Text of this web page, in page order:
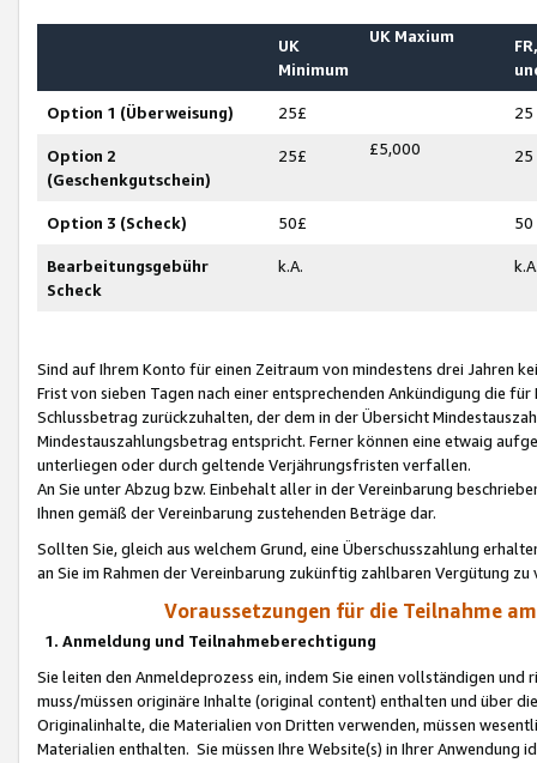
UK
Minimum
UK Maxium
Option 1 (Überweisung) 25£ 25
Option 2
(Geschenkgutschein)
25£ £5,000 25
Option 3 (Scheck) 50£ 50
Bearbeitungsgebühr
Scheck
k.A.
Sind auf Ihrem Konto für einen Zeitraum von mindestens drei Jahren
Frist von sieben Tagen nach einer entsprechenden Ankündigung die
Schlussbetrag zurückzuhalten, der dem in der Übersicht
Mindestauszahlungsbetrag entspricht. Ferner können eine etwaig
unterliegen oder durch geltende Verjährungsfristen verfallen.
An Sie unter Abzug bzw. Einbehalt aller in der Vereinbarung
Ihnen gemäß der Vereinbarung zustehenden Beträge dar.
Sollten Sie, gleich aus welchem Grund, eine Überschusszahlung
an Sie im Rahmen der Vereinbarung zukünftig zahlbaren Vergütung zu
Voraussetzungen für die Teilnahme
1. Anmeldung und Teilnahmeberechtigung
Sie leiten den Anmeldeprozess ein, indem Sie einen vollständigen
muss/müssen originäre Inhalte (original content) enthalten und über
Originalinhalte, die Materialien von Dritten verwenden, müssen
Materialien enthalten. Sie müssen Ihre Website(s) in Ihrer Anwendung